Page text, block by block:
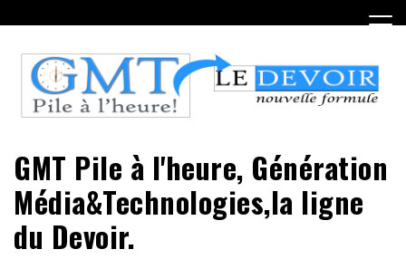
to
content
GMT Pile à l'heure, Génération
Média&Technologies,la ligne
du Devoir.